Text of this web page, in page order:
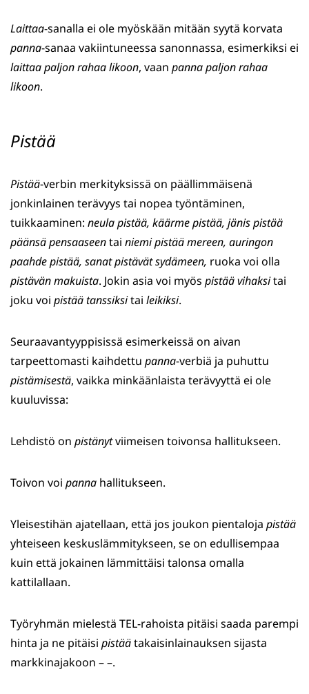
Laittaa-sanalla ei ole myöskään mitään syytä korvata
panna-sanaa vakiintuneessa sanonnassa, esimerkiksi ei
laittaa paljon rahaa likoon, vaan panna paljon rahaa
likoon.
Pistää
Pistää-verbin merkityksissä on päällimmäisenä
jonkinlainen terävyys tai nopea työntäminen,
tuikkaaminen: neula pistää, käärme pistää, jänis pistää
päänsä pensaaseentai niemi pistää mereen, auringon
paahde pistää, sanat pistävät sydämeen, ruoka voi olla
pistävän makuista. Jokin asia voi myös pistää vihaksitai
joku voi pistää tanssiksitai leikiksi.
Seuraavantyyppisissä esimerkeissä on aivan
tarpeettomasti kaihdettu panna-verbiä ja puhuttu
pistämisestä, vaikka minkäänlaista terävyyttä ei ole
kuuluvissa:
Lehdistö on pistänytviimeisen toivonsa hallitukseen.
Toivon voi panna hallitukseen.
Yleisestihän ajatellaan, että jos joukon pientaloja pistää
yhteiseen keskuslämmitykseen, se on edullisempaa
kuin että jokainen lämmittäisi talonsa omalla
kattilallaan.
Työryhmän mielestä TEL-rahoista pitäisi saada parempi
hinta ja ne pitäisi pistäätakaisinlainauksen sijasta
markkinajakoon – –.